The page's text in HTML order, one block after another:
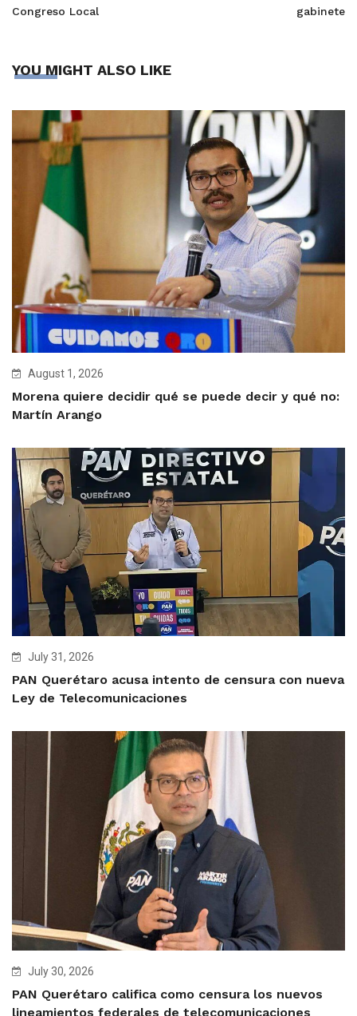
Congreso Local
gabinete
YOU MIGHT ALSO LIKE
August 1, 2026
Morena quiere decidir qué se puede decir y qué no:
Martín Arango
July 31, 2026
PAN Querétaro acusa intento de censura con nueva
Ley de Telecomunicaciones
July 30, 2026
PAN Querétaro califica como censura los nuevos
lineamientos federales de telecomunicaciones